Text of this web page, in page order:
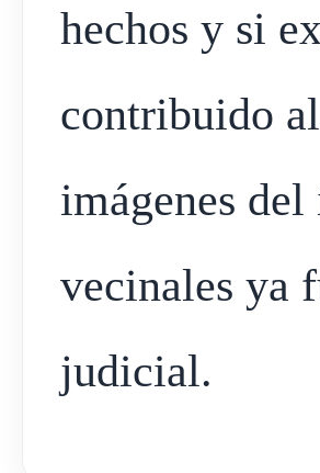
hechos y si
contribuido
imágenes
vecinales ya
judicial.